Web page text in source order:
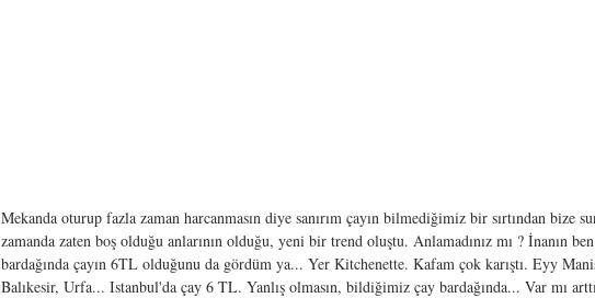
Mekanda oturup fazla zaman harcanmasın diye sanırım çayın bilmediğimiz bir sırtından bize
zamanda zaten boş olduğu anlarının olduğu, yeni bir trend oluştu. Anlamadınız mı ? İnanın
bardağında çayın 6TL olduğunu da gördüm ya... Yer Kitchenette. Kafam çok karıştı. Eyy
Balıkesir, Urfa... Istanbul'da çay 6 TL. Yanlış olmasın, bildiğimiz çay bardağında... Var mı